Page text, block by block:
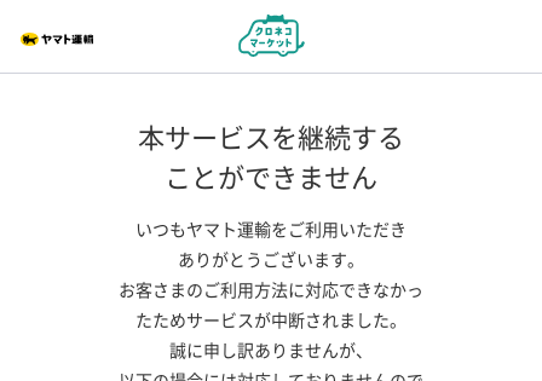
本サービスを継続する
ことができません
いつもヤマト運輸をご利用いただき
ありがとうございます。
お客さまのご利用方法に対応できなかっ
たためサービスが中断されました。
誠に申し訳ありませんが、